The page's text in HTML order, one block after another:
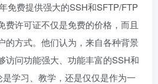
免费提供强大的SSH和SFTP/FTP
费许可证不仅是免费的价格，而且
的方式。他们认为，来自各种背景
访问功能强大、功能丰富的SSH和
学习、教学，还是仅仅是作为一